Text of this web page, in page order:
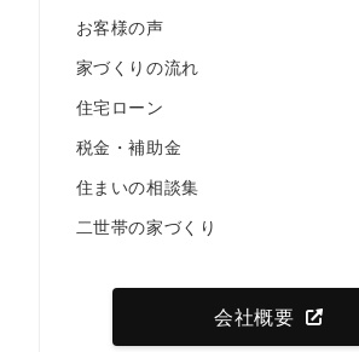
お客様の声
家づくりの流れ
住宅ローン
税金・補助金
住まいの相談集
二世帯の家づくり
会社概要